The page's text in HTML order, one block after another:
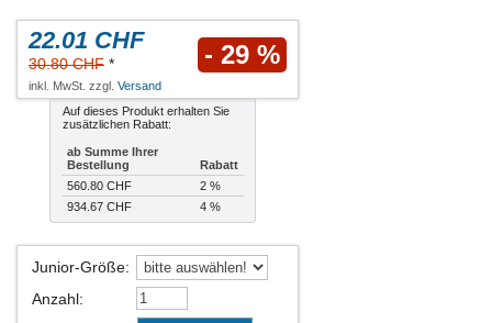
22.01 CHF
30.80 CHF * - 29 %
inkl. MwSt. zzgl. Versand
Auf dieses Produkt erhalten Sie
zusätzlichen Rabatt:
ab Summe Ihrer
Bestellung
Rabatt
560.80 CHF
2 %
934.67 CHF
4 %
Junior-Größe:
Anzahl: